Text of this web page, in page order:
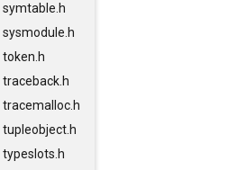
symtable.h
sysmodule.h
token.h
traceback.h
tracemalloc.h
tupleobject.h
typeslots.h